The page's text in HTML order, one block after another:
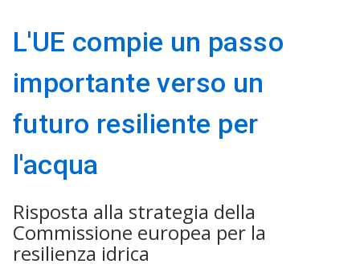
L'UE compie un passo
importante verso un
futuro resiliente per
l'acqua
Risposta alla strategia della
Commissione europea per la
resilienza idrica